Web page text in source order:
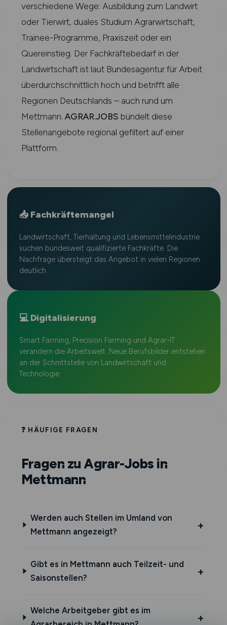
verschiedene Wege: Ausbildung zum Landwirt
oder Tierwirt, duales Studium Agrarwirtschaft,
Trainee-Programme, Praxiszeit oder ein
Quereinstieg. Der Fachkräftebedarf in der
Landwirtschaft ist laut Bundesagentur für Arbeit
überdurchschnittlich hoch und betrifft alle
Regionen Deutschlands – auch rund um
Mettmann. AGRAR.JOBS bündelt diese
Stellenangebote regional gefiltert auf einer
Plattform.
📥 Fachkräftemangel
Landwirtschaft, Tierhaltung und Lebensmittelindustrie
suchen bundesweit qualifizierte Fachkräfte. Die
Nachfrage übersteigt das Angebot in vielen Regionen
deutlich.
💻 Digitalisierung
Smart Farming, Precision Farming und Agrar-IT
verändern die Arbeitswelt. Neue Berufsbilder entstehen
an der Schnittstelle von Landwirtschaft und
Technologie.
❓ HÄUFIGE FRAGEN
Fragen zu Agrar-Jobs in
Mettmann
Werden auch Stellen im Umland von
Mettmann angezeigt?
Gibt es in Mettmann auch Teilzeit- und
Saisonstellen?
Welche Arbeitgeber gibt es im